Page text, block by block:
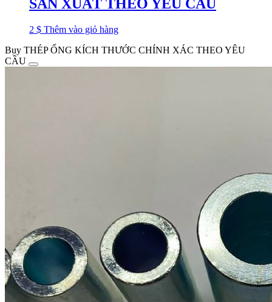
SẢN XUẤT THEO YÊU CẦU
2 $ Thêm vào giỏ hàng
Buy THÉP ỐNG KÍCH THƯỚC CHÍNH XÁC THEO YÊU
CẦU